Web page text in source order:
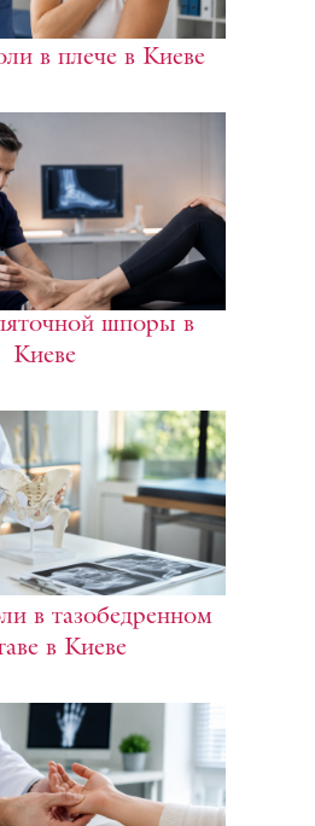
в плече в Киеве
шпоры в
Киеве
в тазобедренном
в Киеве